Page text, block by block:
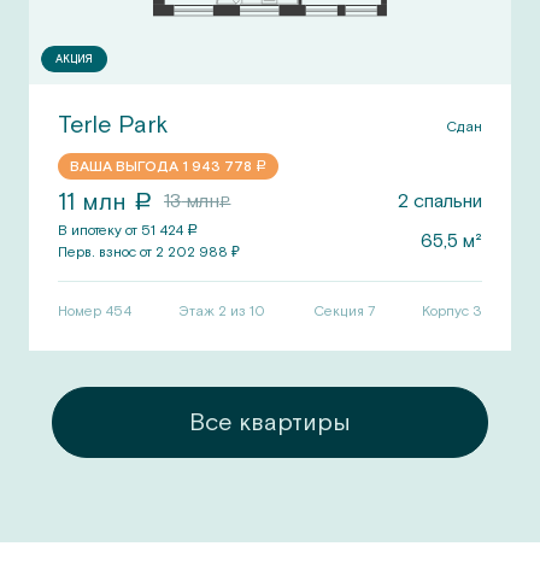
АКЦИЯ
Terle Park Сдан
ВАША ВЫГОДА 1 943 778 a
11 млн a 13млнa 2 спальни
В ипотеку от 51 424 a
Перв. взнос от 2 202 988 ₽ 65,5 м²
Номер 454 Этаж 2 из 10 Секция 7 Корпус 3
Все квартиры